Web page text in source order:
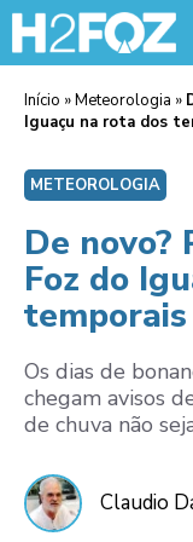
Início »Meteorologia »
Iguaçu na rota dos
METEOROLOGIA
De novo?
Foz do
temporais
Os dias de
chegam avisos
de chuva não
Claudio